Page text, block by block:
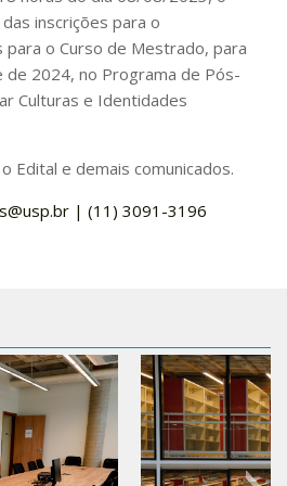
Pesquisa e Inovação
inscrições para o
o Curso de Mestrado, para
de 2024, no Programa de Pós-
Culturas e Identidades
Edital e demais comunicados.
| (11) 3091-3196